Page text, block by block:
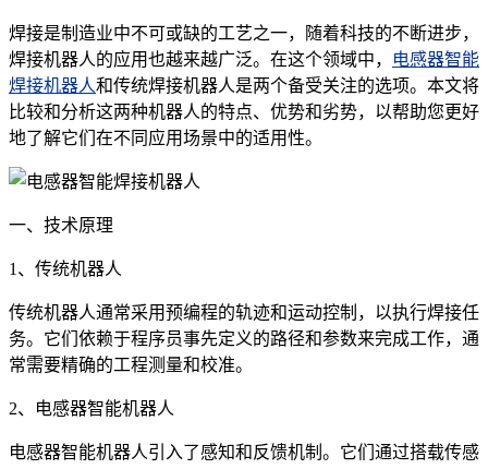
焊接是制造业中不可或缺的工艺之一，随着科技的不断进步，
焊接机器人的应用也越来越广泛。在这个领域中，
电感器智能
焊接机器人和传统焊接机器人是两个备受关注的选项。本文将
比较和分析这两种机器人的特点、优势和劣势，以帮助您更好
地了解它们在不同应用场景中的适用性。
一、技术原理
1、传统机器人
传统机器人通常采用预编程的轨迹和运动控制，以执行焊接任
务。它们依赖于程序员事先定义的路径和参数来完成工作，通
常需要精确的工程测量和校准。
2、电感器智能机器人
电感器智能机器人引入了感知和反馈机制。它们通过搭载传感